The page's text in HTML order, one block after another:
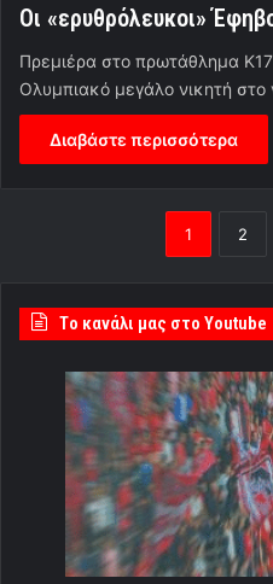
Οι «ερυθρόλευκοι»
Πρεμιέρα στο πρωτάθλημα
Ολυμπιακό μεγάλο νικητή στο
Διαβάστε περισσότερα
1 2
Tο κανάλι μας στο Youtube